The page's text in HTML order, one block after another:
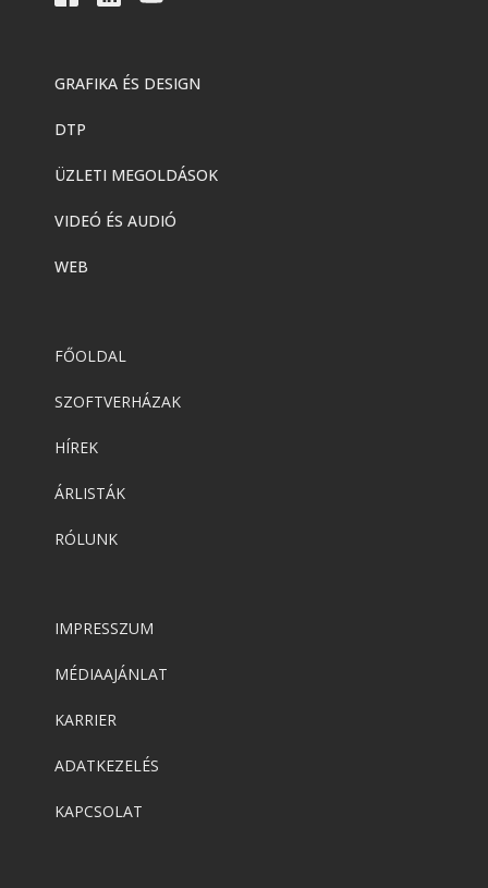
GRAFIKA ÉS DESIGN
DTP
ÜZLETI MEGOLDÁSOK
VIDEÓ ÉS AUDIÓ
WEB
FŐOLDAL
SZOFTVERHÁZAK
HÍREK
ÁRLISTÁK
RÓLUNK
IMPRESSZUM
MÉDIAAJÁNLAT
KARRIER
ADATKEZELÉS
KAPCSOLAT